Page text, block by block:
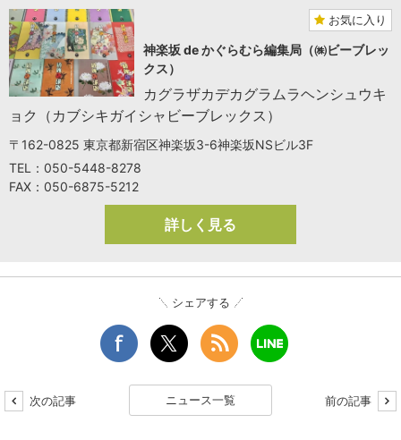
お気に入り
神楽坂 de かぐらむら編集局（㈱ビーブレッ
クス）
カグラザカデカグラムラヘンシュウキ
ョク（カブシキガイシャビーブレックス）
〒162-0825 東京都新宿区神楽坂3-6神楽坂NSビル3F
TEL：050-5448-8278
FAX：050-6875-5212
詳しく見る
シェアする
次の記事 ニュース一覧 前の記事